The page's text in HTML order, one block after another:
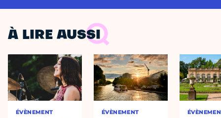
À LIRE AUSSI
ÉVÈNEMENT ÉVÈNEMENT